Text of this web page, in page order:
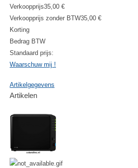
Verkoopprijs35,00 €
Verkoopprijs zonder BTW35,00 €
Korting
Bedrag BTW
Standaard prijs:
Waarschuw mij !
Artikelgegevens
Artikelen